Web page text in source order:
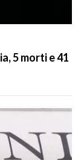
5 morti e 41